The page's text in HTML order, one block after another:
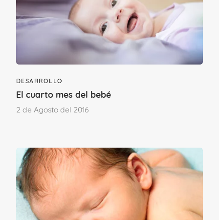
pedagogía es la autonomía y el
autodesarrollo, que el niño descubra solo
la maravilla de aprender cosas nuevas.
Se busca formar pensadores críticos y
Fuente: Asociación Montessori Española:
www.asociacionmontessori.net
DESARROLLO
El cuarto mes del bebé
2 de Agosto del 2016